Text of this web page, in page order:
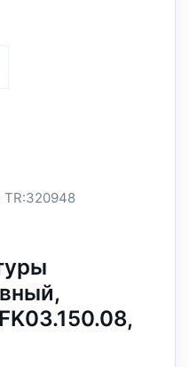
TR:320948